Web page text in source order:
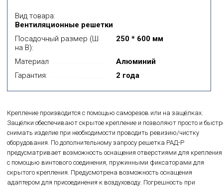
Вид товара:
Вентиляционные решетки
Посадочный размер (Ш
на В):
250 * 600 мм
Материал
Алюминий
Гарантия:
2 года
Крепление производится с помощью саморезов или на защёлках.
Защёлки обеспечивают скрытое крепление и позволяют просто и
снимать изделие при необходимости проводить ревизию/чистку
оборудования. По дополнительному запросу решетка РАД-Р
предусматривает возможность оснащения отверстиями для крепления
с помощью винтового соединения, пружинными фиксаторами для
скрытого крепления. Предусмотрена возможность оснащения
адаптером для присоединения к воздуховоду. Погрешность при